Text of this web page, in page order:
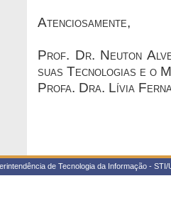
Atenciosamente,
Prof. Dr. Neuton
suas Tecnologias e o
Profa. Dra. Lívia
de Tecnologia da Informação -